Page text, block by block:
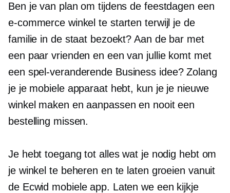
Ben je van plan om tijdens de feestdagen een
e-commerce winkel te starten terwijl je de
familie in de staat bezoekt? Aan de bar met
een paar vrienden en een van jullie komt met
een spel-veranderendeBusiness idee? Zolang
je je mobiele apparaat hebt, kun je je nieuwe
winkel maken en aanpassen en nooit een
bestelling missen.
Je hebt toegang tot alles wat je nodig hebt om
je winkel te beheren en te laten groeien vanuit
de Ecwid mobiele app. Laten we een kijkje